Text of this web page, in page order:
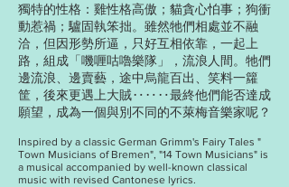
獨特的性格：雞性格高傲；貓貪心怕事；狗衝
動惹禍；驢固執笨拙。雖然牠們相處並不融
洽，但因形勢所逼，只好互相依靠，一起上
路，組成「嘰喱咕嚕樂隊」，流浪人間。牠們
邊流浪、邊賣藝，途中烏龍百出、笑料一籮
筐，後來更遇上大賊‥‥‥最終他們能否達成
願望，成為一個與別不同的不萊梅音樂家呢？
Inspired by a classic German Grimm's Fairy Tales "
Town Musicians of Bremen", "14 Town Musicians" is
a musical accompanied by well-known classical
music with revised Cantonese lyrics.